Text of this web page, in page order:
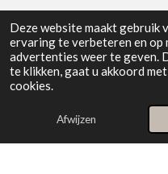
Deze website maakt gebruik
ervaring te verbeteren en op
advertenties weer te geven.
te klikken, gaat u akkoord
cookies.
Afwijzen
m
E-mailadres